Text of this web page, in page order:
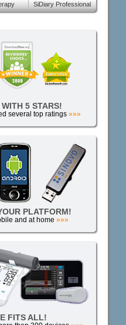
SiDiary Professional
WITH 5 STARS!
several top ratings »»»
PLATFORM!
and at home »»»
FITS ALL!